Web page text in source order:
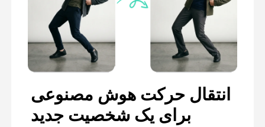
انتقال حرکت هوش مصنوعی
برای یک شخصیت جدید